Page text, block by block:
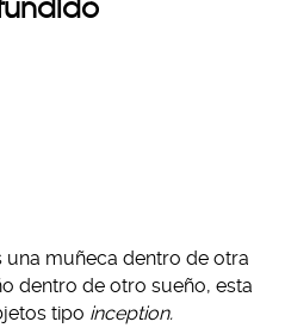
muñeca dentro de otra
dentro de otro sueño, esta
tipo inception.